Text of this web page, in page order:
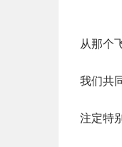
从那个
我们共
注定特